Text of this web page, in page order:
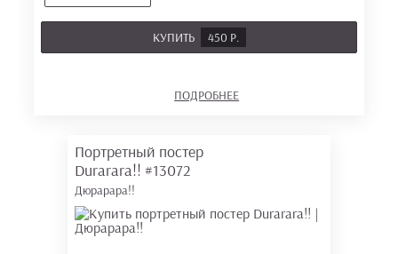
КУПИТЬ 450 Р.
ПОДРОБНЕЕ
Портретный постер
Durarara!! #13072
Дюрарара!!